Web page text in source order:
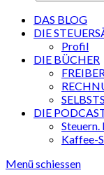
DAS BLOG
DIE
Profil
DIE BÜCHER
DIE
Kaffee-
Menü schiessen